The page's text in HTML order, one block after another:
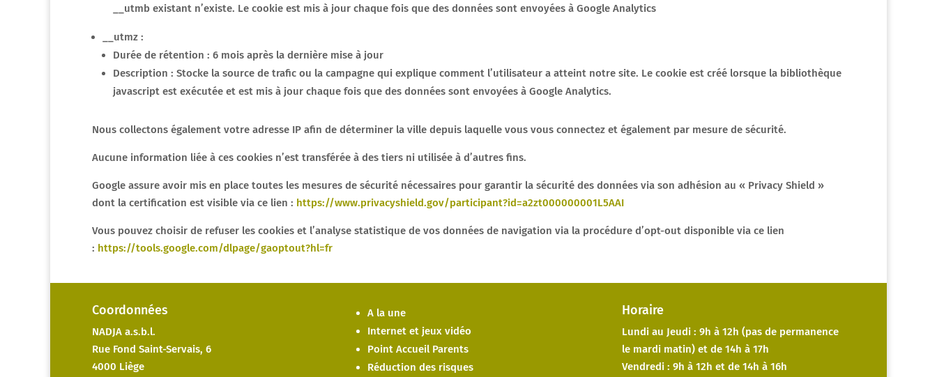
__utmb existant n’existe. Le cookie est mis à jour chaque fois que des données sont envoyées à Google Analytics
__utmz :
Durée de rétention : 6 mois après la dernière mise à jour
Description : Stocke la source de trafic ou la campagne qui explique comment l’utilisateur a atteint notre site. Le cookie est créé lorsque la bibliothèque
javascript est exécutée et est mis à jour chaque fois que des données sont envoyées à Google Analytics.
Nous collectons également votre adresse IP afin de déterminer la ville depuis laquelle vous vous connectez et également par mesure de sécurité.
Aucune information liée à ces cookies n’est transférée à des tiers ni utilisée à d’autres fins.
Google assure avoir mis en place toutes les mesures de sécurité nécessaires pour garantir la sécurité des données via son adhésion au « Privacy Shield »
dont la certification est visible via ce lien : https://www.privacyshield.gov/participant?id=a2zt000000001L5AAI
Vous pouvez choisir de refuser les cookies et l’analyse statistique de vos données de navigation via la procédure d’opt-out disponible via ce lien
: https://tools.google.com/dlpage/gaoptout?hl=fr
Coordonnées
NADJA a.s.b.l.
Rue Fond Saint-Servais, 6
4000 Liège
A la une
Internet et jeux vidéo
Point Accueil Parents
Réduction des risques
Horaire
Lundi au Jeudi : 9h à 12h (pas de permanence
le mardi matin) et de 14h à 17h
Vendredi : 9h à 12h et de 14h à 16h